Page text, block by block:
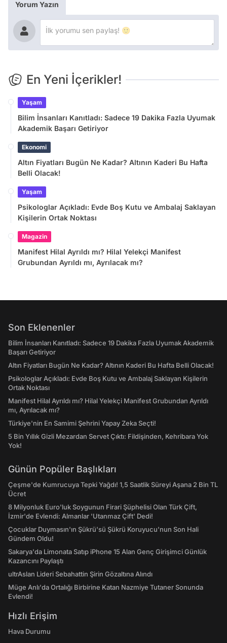
Yorum Yazın
En Yeni İçerikler!
Yaşam
Bilim İnsanları Kanıtladı: Sadece 19 Dakika Fazla Uyumak
Akademik Başarı Getiriyor
Ekonomi
Altın Fiyatları Bugün Ne Kadar? Altının Kaderi Bu Hafta
Belli Olacak!
Yaşam
Psikologlar Açıkladı: Evde Boş Kutu ve Ambalaj Saklayan
Kişilerin Ortak Noktası
Magazin
Manifest Hilal Ayrıldı mı? Hilal Yelekçi Manifest
Grubundan Ayrıldı mı, Ayrılacak mı?
Son Eklenenler
Bilim İnsanları Kanıtladı: Sadece 19 Dakika Fazla Uyumak Akademik
Başarı Getiriyor
Altın Fiyatları Bugün Ne Kadar? Altının Kaderi Bu Hafta Belli Olacak!
Psikologlar Açıkladı: Evde Boş Kutu ve Ambalaj Saklayan Kişilerin
Ortak Noktası
Manifest Hilal Ayrıldı mı? Hilal Yelekçi Manifest Grubundan Ayrıldı
mı, Ayrılacak mı?
Türkiye'nin En Samimi Şehrini Yapay Zeka Seçti!
5 Bin Yıllık Gizli Mezardan Servet Çıktı: Fildişinden, Kehribara Yok
Yok!
Günün Popüler Başlıkları
Çeşme'de Kumrucuya Tepki Yağdı! 1,5 Saatlik Süreyi Aşana 2 Bin TL
Ücret
8 Milyonluk Euro'luk Soygunun Firari Şüphelisi Olan Türk Çift,
İzmir'de Evlendi: Almanlar 'Utanmaz Çift' Dedi!
Çocuklar Duymasın'ın Şükrü'sü Şükrü Koruyucu'nun Son Hali
Gündem Oldu!
Sakarya'da Limonata Satıp iPhone 15 Alan Genç Girişimci Günlük
Kazancını Paylaştı
ultrAslan Lideri Sebahattin Şirin Gözaltına Alındı
Müge Anlı'da Ortalığı Birbirine Katan Nazmiye Tutaner Sonunda
Evlendi!
Hızlı Erişim
Hava Durumu